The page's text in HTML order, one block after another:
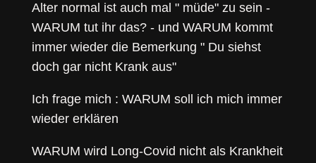
Alter normal ist auch mal " müde" zu sein -
WARUM tut ihr das? - und WARUM kommt
immer wieder die Bemerkung " Du siehst
doch gar nicht Krank aus"
Ich frage mich : WARUM soll ich mich immer
wieder erklären
WARUM wird Long-Covid nicht als Krankheit